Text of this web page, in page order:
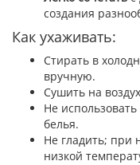
создания
Как ухаживать:
Стирать в
вручную.
Сушить на
Не
белья.
Не гладить; при
низкой